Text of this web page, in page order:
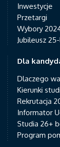
Inwestycje
Przetargi
Wybory
Jubileusz
Dla
Dlaczego
Kierunki
Rekrutacja
Informator
Studia 26+
Program